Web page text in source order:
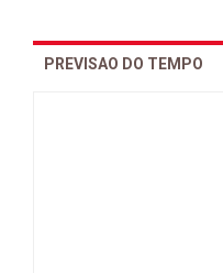
PREVISAO DO TEMPO